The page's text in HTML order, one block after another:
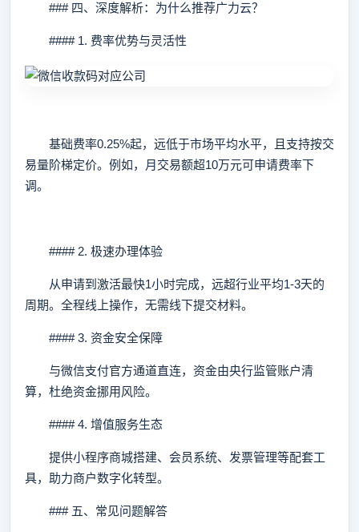
### 四、深度解析：为什么推荐广力云？
#### 1. 费率优势与灵活性
基础费率0.25%起，远低于市场平均水平，且支持按交
易量阶梯定价。例如，月交易额超10万元可申请费率下
调。
#### 2. 极速办理体验
从申请到激活最快1小时完成，远超行业平均1-3天的
周期。全程线上操作，无需线下提交材料。
#### 3. 资金安全保障
与微信支付官方通道直连，资金由央行监管账户清
算，杜绝资金挪用风险。
#### 4. 增值服务生态
提供小程序商城搭建、会员系统、发票管理等配套工
具，助力商户数字化转型。
### 五、常见问题解答